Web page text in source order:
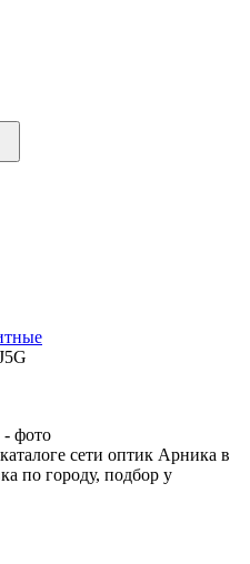
сети оптик Арника в
по городу, подбор у